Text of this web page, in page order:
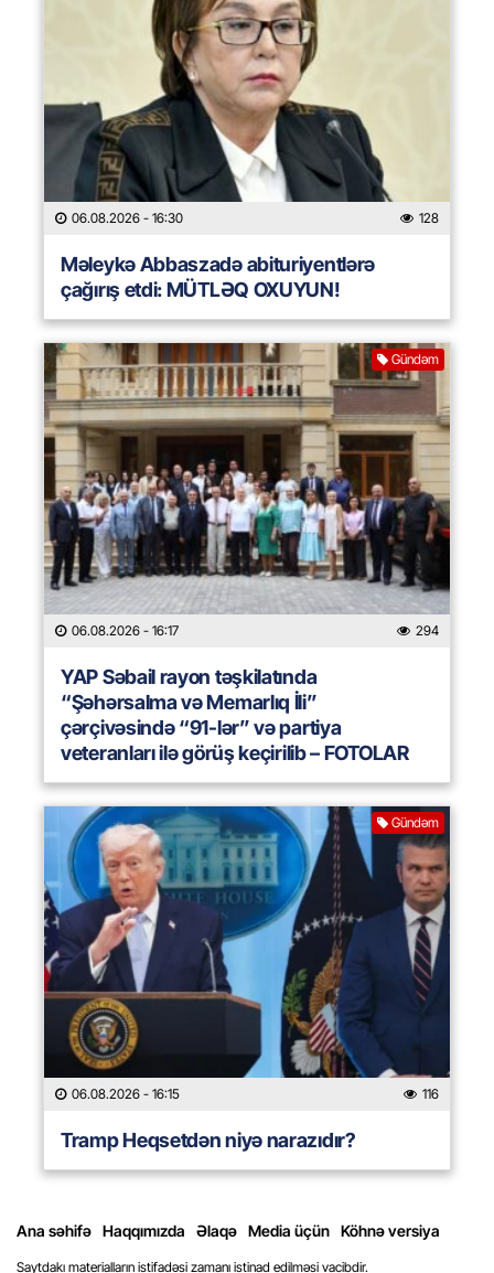
06.08.2026 - 16:30 128
Məleykə Abbaszadə abituriyentlərə
çağırış etdi: MÜTLƏQ OXUYUN!
Gündəm
06.08.2026 - 16:17 294
YAP Səbail rayon təşkilatında
“Şəhərsalma və Memarlıq İli”
çərçivəsində “91-lər” və partiya
veteranları ilə görüş keçirilib – FOTOLAR
Gündəm
06.08.2026 - 16:15 116
Tramp Heqsetdən niyə narazıdır?
Ana səhifə Haqqımızda Əlaqə Media üçün Köhnə versiya
Saytdakı materialların istifadəsi zamanı istinad edilməsi vacibdir.